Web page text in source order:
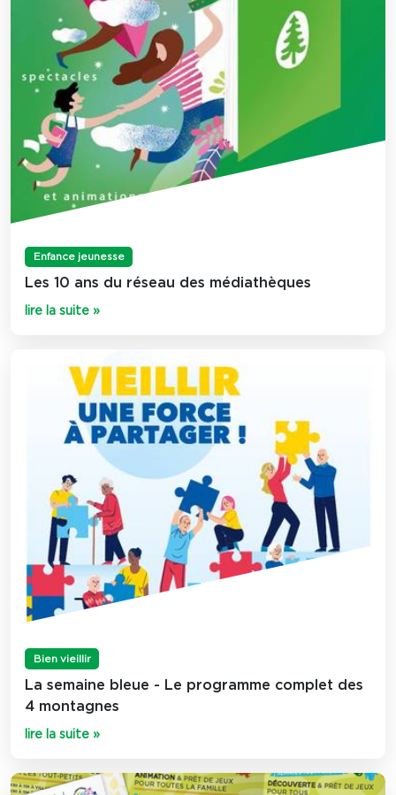
Enfance jeunesse
Les 10 ans du réseau des médiathèques
lire la suite »
Bien vieillir
La semaine bleue - Le programme complet des
4 montagnes
lire la suite »